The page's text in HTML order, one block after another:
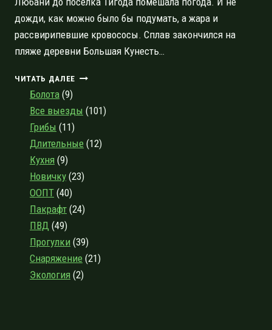
дожди, как можно было бы подумать, а жара и
рассвирипевшие кровососы. Сплав закончился на
пляже деревни Большая Кунесть…
ЧИТАТЬ ДАЛЕЕ ТЁМНЫЕ
ЭПИЗОД
БОЛЬШАЯ
КУНЕСТЬ-
Болота (9)
Все выезды (101)
Грибы (11)
Длительные (12)
Кухня (9)
Новичку (23)
ООПТ (40)
Пакрафт (24)
ПВД (49)
Прогулки (39)
Снаряжение (21)
Экология (2)